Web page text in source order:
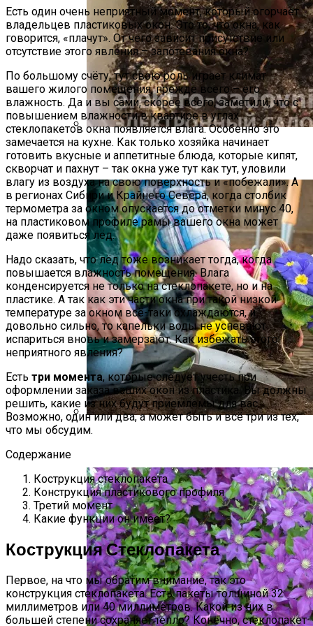
Как Прорастить Канны После Зимы –
Фото Инструкция
Виды Цветов Для Посадки В Апреле,
Есть один очень неприятный момент, который огорчает
владельцев пластиковых окон. Это то, что окна, как
говорится, «плачут». От чего зависит присутствие или
отсутствие этого явления – запотевания окна?
По большому счёту, тут свою роль играет климат
вашего жилого помещения, прежде всего – его
влажность. Да и вы сами, скорее всего, заметили, что с
повышением влажности в квартире в углах
стеклопакетов окна появляется влага. Особенно это
замечается на кухне. Как только хозяйка начинает
готовить вкусные и аппетитные блюда, которые кипят,
скворчат и пахнут – так окна уже тут как тут, уловили
влагу из воздуха на свою поверхность и «побежали». А
в регионах Сибири и Крайнего Севера, когда столбик
термометра за окном опускается до отметки минус 40,
на пластиковом профиле рамы вашего окна может
даже появиться лёд.
Надо сказать, что лёд тоже возникает тогда, когда
повышается влажность помещения. Влага
конденсируется не только на стеклопакете, но и на
пластике. А так как эти части окна при такой низкой
температуре за окном всё-таки охлаждаются, и
довольно сильно, то капельки воды не успевают
испариться вновь и замерзают. Как избежать этого
неприятного явления?
Есть три момента, которые следует учесть при
оформлении заказа ваших окон из пластика. Вы должны
решить, какие из них будут приемлемы для вас.
Возможно, один или два, а может быть и всё три из тех,
что мы обсудим.
Содержание
Кострукция стеклопакета
Конструкция пластикового профиля
Третий момент
Какие функции он имеет?
Кострукция Стеклопакета
Первое, на что мы обратим внимание, так это
конструкция стеклопакета. Есть пакеты толщиной 32
миллиметров или 40 миллиметров. Какой из них в
большей степени сохраняет тепло? Конечно, стеклопакет